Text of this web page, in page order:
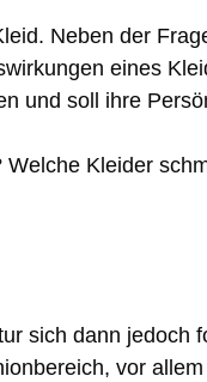
Neben der
eines
und soll ihre
Kleider
sich dann jedoch
vor